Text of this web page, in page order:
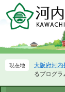
ー
先
ニ
を
て
大阪府河内
るプログラ